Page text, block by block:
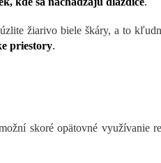
žiarivo biele škáry, a to
priestory.
skoré opätovné využívanie